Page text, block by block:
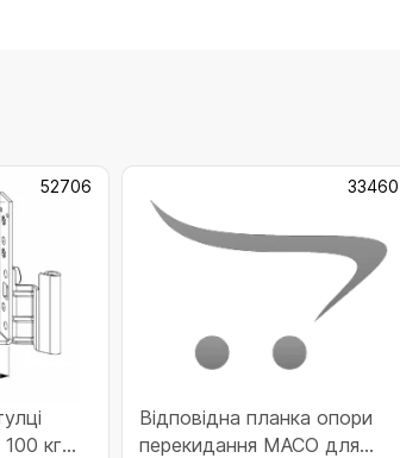
52706
кг
33460
Відповідна планка опори
перекидання МАСО для